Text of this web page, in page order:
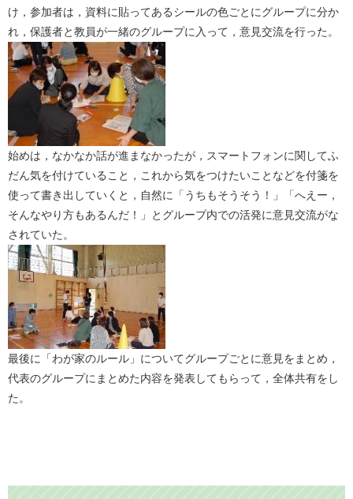
け，参加者は，資料に貼ってあるシールの色ごとにグループに分か
れ，保護者と教員が一緒のグループに入って，意見交流を行った。
始めは，なかなか話が進まなかったが，スマートフォンに関してふ
だん気を付けていること，これから気をつけたいことなどを付箋を
使って書き出していくと，自然に「うちもそうそう！」「へえー，
そんなやり方もあるんだ！」とグループ内での活発に意見交流がな
されていた。
最後に「わが家のルール」についてグループごとに意見をまとめ，
代表のグループにまとめた内容を発表してもらって，全体共有をし
た。